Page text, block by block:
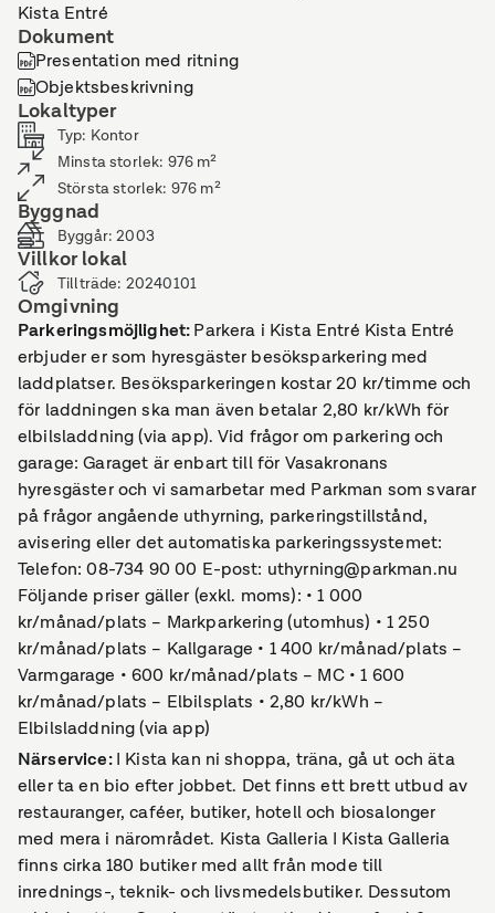
Kista Entré
Dokument
Presentation med ritning
Objektsbeskrivning
Lokaltyper
Typ: Kontor
Minsta storlek: 976 m²
Största storlek: 976 m²
Byggnad
Byggår:2003
Villkor lokal
Tillträde: 20240101
Omgivning
Parkeringsmöjlighet:Parkera i Kista Entré Kista Entré
erbjuder er som hyresgäster besöksparkering med
laddplatser. Besöksparkeringen kostar 20 kr/timme och
för laddningen ska man även betalar 2,80 kr/kWh för
elbilsladdning (via app). Vid frågor om parkering och
garage: Garaget är enbart till för Vasakronans
hyresgäster och vi samarbetar med Parkman som svarar
på frågor angående uthyrning, parkeringstillstånd,
avisering eller det automatiska parkeringssystemet:
Telefon: 08-734 90 00 E-post: uthyrning@parkman.nu
Följande priser gäller (exkl. moms): • 1 000
kr/månad/plats – Markparkering (utomhus) • 1 250
kr/månad/plats – Kallgarage • 1 400 kr/månad/plats –
Varmgarage • 600 kr/månad/plats – MC • 1 600
kr/månad/plats – Elbilsplats • 2,80 kr/kWh –
Elbilsladdning (via app)
Närservice:I Kista kan ni shoppa, träna, gå ut och äta
eller ta en bio efter jobbet. Det finns ett brett utbud av
restauranger, caféer, butiker, hotell och biosalonger
med mera i närområdet. Kista Galleria I Kista Galleria
finns cirka 180 butiker med allt från mode till
inrednings-, teknik- och livsmedelsbutiker. Dessutom